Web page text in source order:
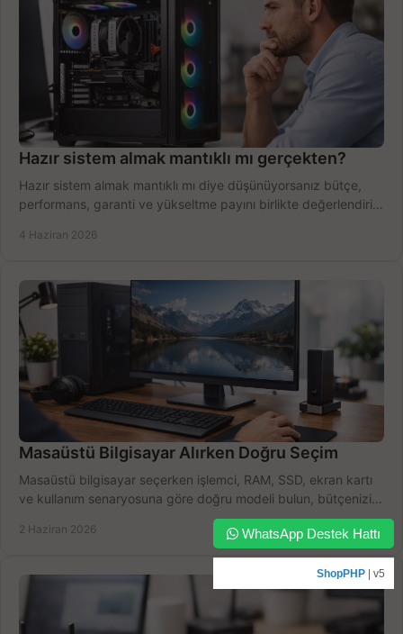
Hazır sistem almak mantıklı mı gerçekten?
Hazır sistem almak mantıklı mı diye düşünüyorsanız bütçe,
performans, garanti ve yükseltme payını birlikte değerlendirin,
4 Haziran 2026
Masaüstü Bilgisayar Alırken Doğru Seçim
Masaüstü bilgisayar seçerken işlemci, RAM, SSD, ekran kartı
ve kullanım senaryosuna göre doğru modeli bulun, bütçenizi
2 Haziran 2026 WhatsApp Destek Hattı
ShopPHP | v5